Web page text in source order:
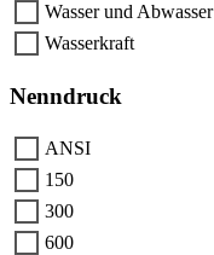
Wasser und Abwasser
Wasserkraft
Nenndruck
ANSI
150
300
600